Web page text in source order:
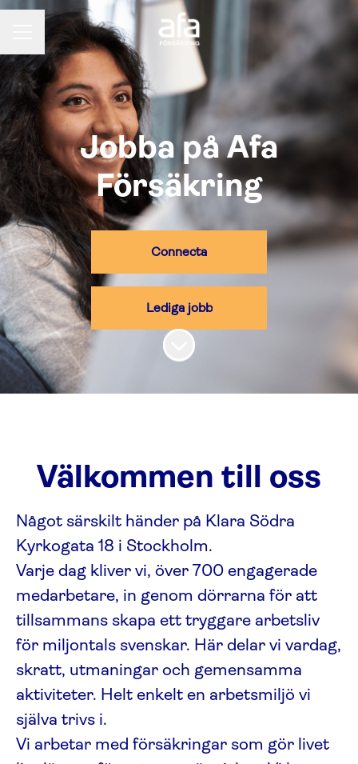
KARRIÄRMENY
Jobba på Afa
Försäkring
Connecta
Lediga jobb
Skrolla för mer innehåll
Välkommen till oss
Något särskilt händer på Klara Södra
Kyrkogata 18 i Stockholm.
Varje dag kliver vi, över 700 engagerade
medarbetare, in genom dörrarna för att
tillsammans skapa ett tryggare arbetsliv
för miljontals svenskar. Här delar vi vardag,
skratt, utmaningar och gemensamma
aktiviteter. Helt enkelt en arbetsmiljö vi
själva trivs i.
Vi arbetar med försäkringar som gör livet